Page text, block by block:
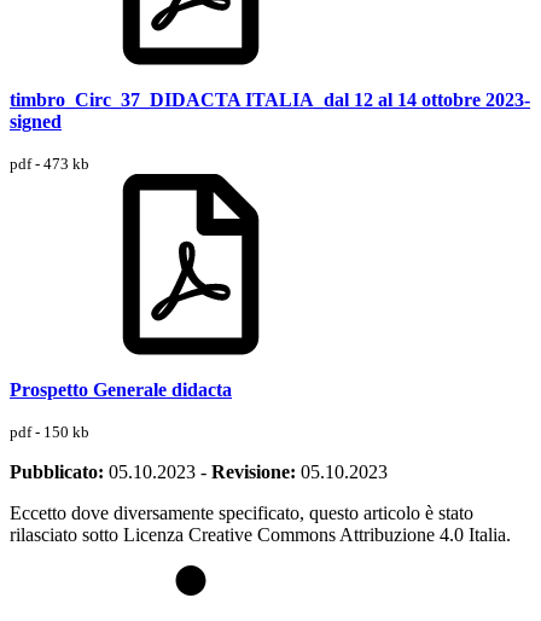
timbro_Circ_37_DIDACTA ITALIA_dal 12 al 14 ottobre 2023-
signed
pdf - 473 kb
Prospetto Generale didacta
pdf - 150 kb
Pubblicato: 05.10.2023 - Revisione: 05.10.2023
Eccetto dove diversamente specificato, questo articolo è stato
rilasciato sotto Licenza Creative Commons Attribuzione 4.0 Italia.